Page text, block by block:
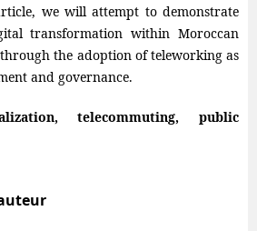
we will attempt to demonstrate
transformation within Moroccan
the adoption of teleworking as
and governance.
telecommuting, public